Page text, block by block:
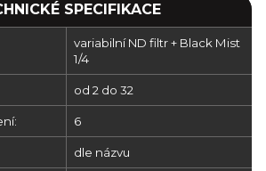
SPECIFIKACE
variabilní ND filtr + Black Mist
1/4
od 2 do 32
6
dle názvu